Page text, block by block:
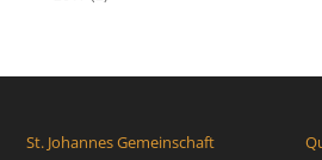
St. Johannes Gemeinschaft